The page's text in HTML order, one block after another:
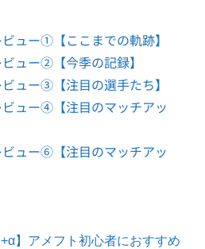
ュー①【ここまでの軌跡】
ュー②【今季の記録】
ュー③【注目の選手たち】
ュー④【注目のマッチアッ
ュー⑥【注目のマッチアッ
+α】アメフト初心者におすすめ